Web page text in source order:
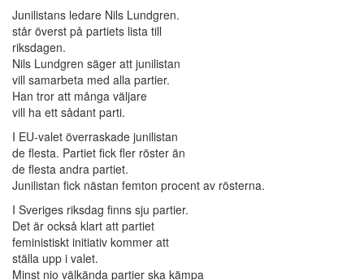
Junilistans ledare Nils Lundgren.
står överst på partiets lista till
riksdagen.
Nils Lundgren säger att junilistan
vill samarbeta med alla partier.
Han tror att många väljare
vill ha ett sådant parti.
I EU-valet överraskade junilistan
de flesta. Partiet fick fler röster än
de flesta andra partiet.
Junilistan fick nästan femton procent av rösterna.
I Sveriges riksdag finns sju partier.
Det är också klart att partiet
feministiskt initiativ kommer att
ställa upp i valet.
Minst nio välkända partier ska kämpa